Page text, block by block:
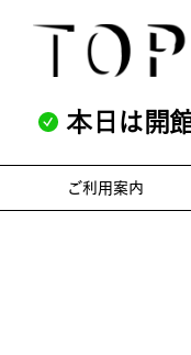
本日は開
ご利用案内